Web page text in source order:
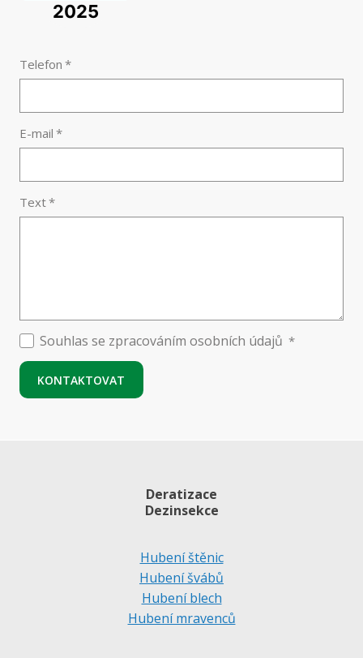
Telefon *
E-mail *
Text*
Souhlas se zpracováním osobních údajů *
KONTAKTOVAT
Deratizace
Dezinsekce
Hubení štěnic
Hubení švábů
Hubení blech
Hubení mravenců